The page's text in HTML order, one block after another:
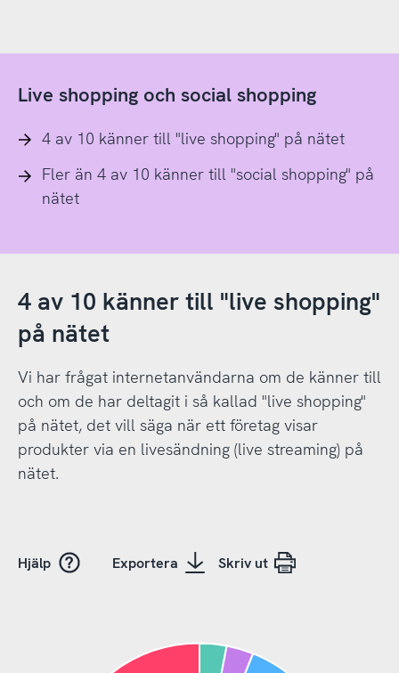
Live shopping och social shopping
4 av 10 känner till "live shopping" på nätet
Fler än 4 av 10 känner till "social shopping" på
nätet
4 av 10 känner till "live shopping"
på nätet
Vi har frågat internetanvändarna om de känner till
och om de har deltagit i så kallad "live shopping"
på nätet, det vill säga när ett företag visar
produkter via en livesändning (live streaming) på
nätet.
Hjälp Exportera Skriv ut